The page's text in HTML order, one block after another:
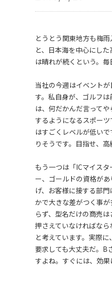
とうとう関東地方も梅
と、日本海を中心にし
は晴れが続くという。
当社の今週はイベント
す。私自身が、ゴルフ
は、何だかんだ言って
するようになるスポー
はすごくレベルが低い
りそうです。目指せ、高
もう一つは「ICマイス
ー、ゴールドの資格が
げ、お客様に接する部
かで大きな差がつく事
らず、型名だけの商売
押さえていなければな
と考えています。実際
要求しても大丈夫だ。B
すよね。すぐには、効